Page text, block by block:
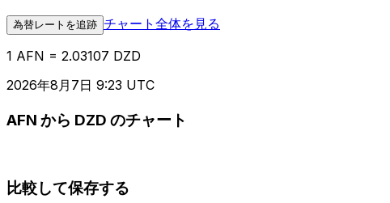
為替レートを追跡 チャート全体を見る
1 AFN = 2.03107 DZD
2026年8月7日 9:23 UTC
AFN から DZD のチャート
比較して保存する